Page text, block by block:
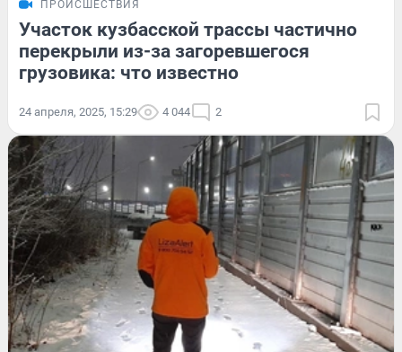
ПРОИСШЕСТВИЯ
Участок кузбасской трассы частично
перекрыли из-за загоревшегося
грузовика: что известно
24 апреля, 2025, 15:29 4 044 2